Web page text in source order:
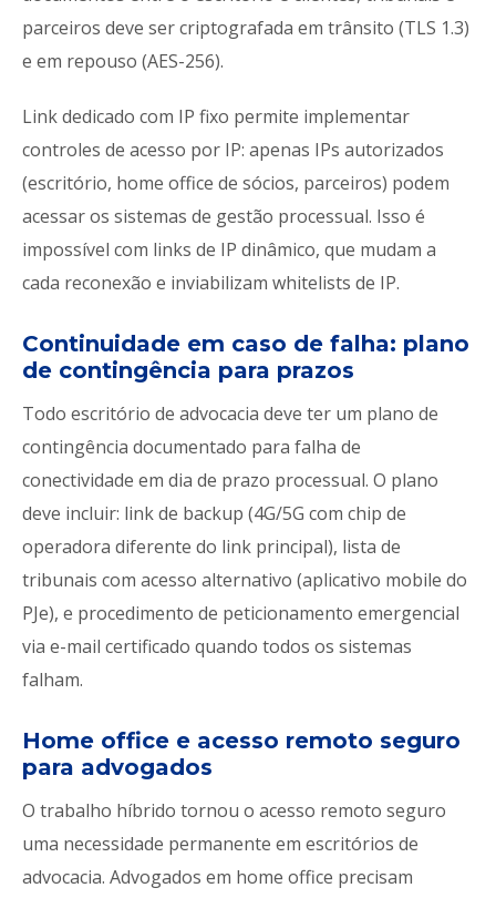
parceiros deve ser criptografada em trânsito (TLS 1.3)
e em repouso (AES-256).
Link dedicado com IP fixo permite implementar
controles de acesso por IP: apenas IPs autorizados
(escritório, home office de sócios, parceiros) podem
acessar os sistemas de gestão processual. Isso é
impossível com links de IP dinâmico, que mudam a
cada reconexão e inviabilizam whitelists de IP.
Continuidade em caso de falha: plano
de contingência para prazos
Todo escritório de advocacia deve ter um plano de
contingência documentado para falha de
conectividade em dia de prazo processual. O plano
deve incluir: link de backup (4G/5G com chip de
operadora diferente do link principal), lista de
tribunais com acesso alternativo (aplicativo mobile do
PJe), e procedimento de peticionamento emergencial
via e-mail certificado quando todos os sistemas
falham.
Home office e acesso remoto seguro
para advogados
O trabalho híbrido tornou o acesso remoto seguro
uma necessidade permanente em escritórios de
advocacia. Advogados em home office precisam